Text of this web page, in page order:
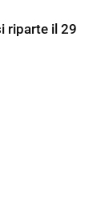
riparte il 29